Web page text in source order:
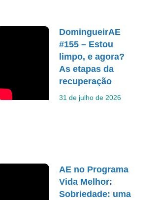
DomingueirAE
#155 – Estou
limpo, e agora?
As etapas da
recuperação
31 de julho de 2026
AE no Programa
Vida Melhor:
Sobriedade: uma